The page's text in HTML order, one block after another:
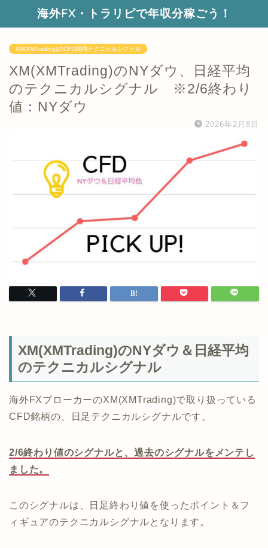
海外FX・トラリピで年収分稼ごう！
XM(XMTrading)のCFD銘柄テクニカルシグナル
XM(XMTrading)のNYダウ、日経平均
のテクニカルシグナル ※2/6終わり
値：NYダウ
2026年2月8日
XM(XMTrading)のNYダウ＆日経平均
のテクニカルシグナル
海外FXブローカーのXM(XMTrading)で取り扱っている
CFD銘柄の、日足テクニカルシグナルです。
2/6終わり値のシグナルと、過去のシグナルをメンテし
ました。
このシグナルは、日足終わり値を使ったポイント＆フ
ィギュアのテクニカルシグナルとなります。